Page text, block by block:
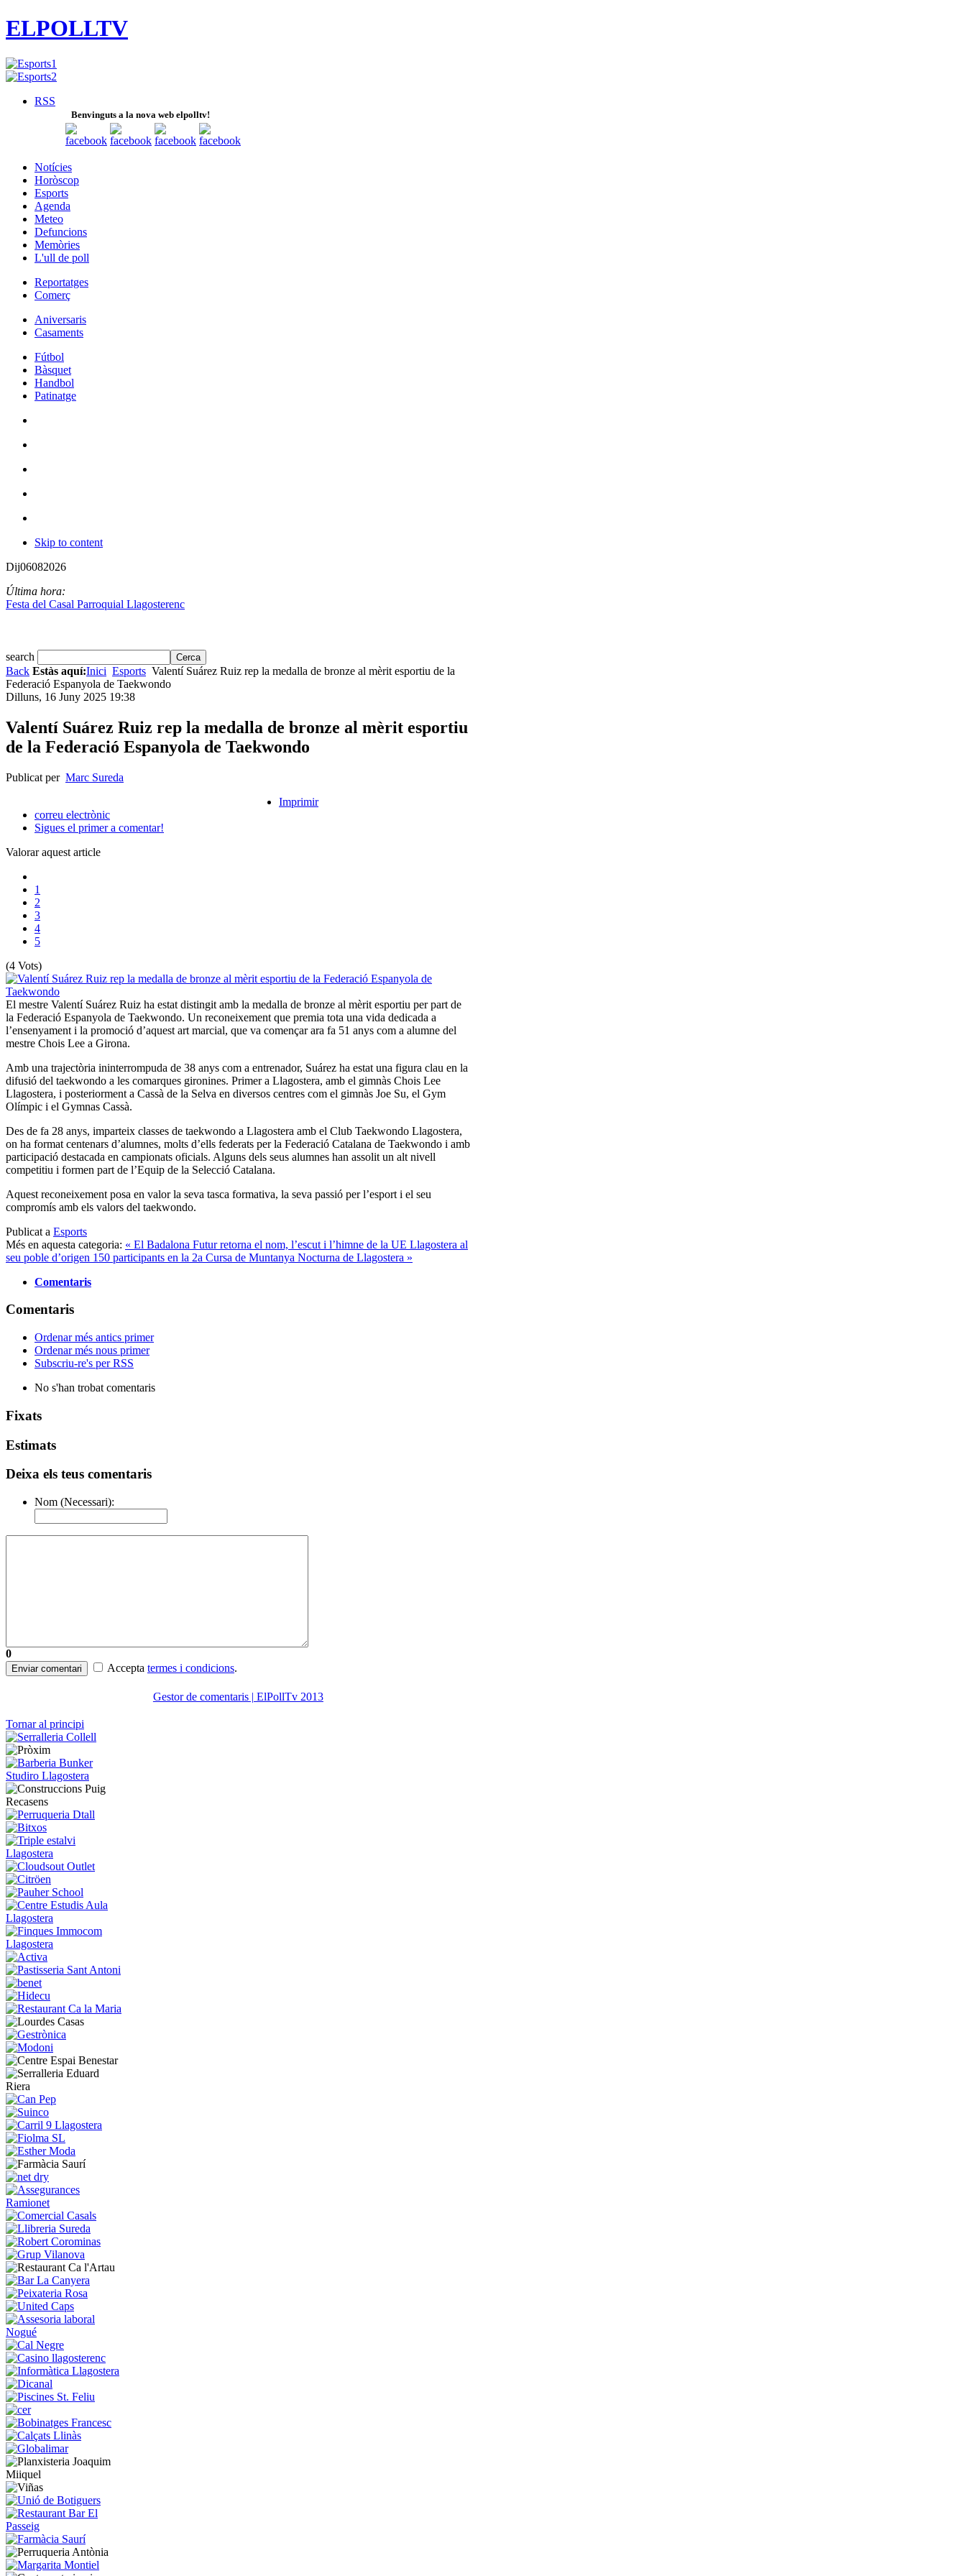
ELPOLLTV
RSS
Benvinguts a la nova web elpolltv!
Notícies
Horòscop
Esports
Agenda
Meteo
Defuncions
Memòries
L'ull de poll
Reportatges
Comerç
Aniversaris
Casaments
Fútbol
Bàsquet
Handbol
Patinatge
Skip to content
Dij06082026
Última hora:
Festa del Casal Parroquial Llagosterenc
search
Back Estàs aquí:Inici Esports Valentí Suárez Ruiz rep la medalla de bronze al mèrit esportiu de la
Federació Espanyola de Taekwondo
Dilluns, 16 Juny 2025 19:38
Valentí Suárez Ruiz rep la medalla de bronze al mèrit esportiu
de la Federació Espanyola de Taekwondo
Publicat per Marc Sureda
Imprimir
correu electrònic
Sigues el primer a comentar!
Valorar aquest article
1
2
3
4
5
(4 Vots)
El mestre Valentí Suárez Ruiz ha estat distingit amb la medalla de bronze al mèrit esportiu per part de
la Federació Espanyola de Taekwondo. Un reconeixement que premia tota una vida dedicada a
l’ensenyament i la promoció d’aquest art marcial, que va començar ara fa 51 anys com a alumne del
mestre Chois Lee a Girona.
Amb una trajectòria ininterrompuda de 38 anys com a entrenador, Suárez ha estat una figura clau en la
difusió del taekwondo a les comarques gironines. Primer a Llagostera, amb el gimnàs Chois Lee
Llagostera, i posteriorment a Cassà de la Selva en diversos centres com el gimnàs Joe Su, el Gym
Olímpic i el Gymnas Cassà.
Des de fa 28 anys, imparteix classes de taekwondo a Llagostera amb el Club Taekwondo Llagostera,
on ha format centenars d’alumnes, molts d’ells federats per la Federació Catalana de Taekwondo i amb
participació destacada en campionats oficials. Alguns dels seus alumnes han assolit un alt nivell
competitiu i formen part de l’Equip de la Selecció Catalana.
Aquest reconeixement posa en valor la seva tasca formativa, la seva passió per l’esport i el seu
compromís amb els valors del taekwondo.
Publicat a Esports
Més en aquesta categoria: « El Badalona Futur retorna el nom, l’escut i l’himne de la UE Llagostera al
seu poble d’origen 150 participants en la 2a Cursa de Muntanya Nocturna de Llagostera »
Comentaris
Comentaris
Ordenar més antics primer
Ordenar més nous primer
Subscriu-re's per RSS
No s'han trobat comentaris
Fixats
Estimats
Deixa els teus comentaris
Nom (Necessari):
0
Enviar comentari Accepta termes i condicions.
Gestor de comentaris | ElPollTv 2013
Tornar al principi